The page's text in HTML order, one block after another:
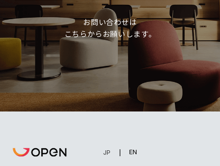
お問い合わせは
こちらからお願いします。
EN
JP